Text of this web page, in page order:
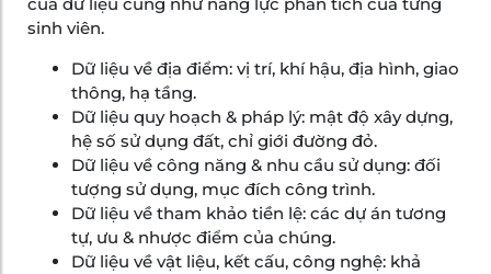
của dữ liệu cũng như năng lực phân tích của từng
sinh viên.
Dữ liệu về địa điểm: vị trí, khí hậu, địa hình, giao
thông, hạ tầng.
Dữ liệu quy hoạch & pháp lý: mật độ xây dựng,
hệ số sử dụng đất, chỉ giới đường đỏ.
Dữ liệu về công năng & nhu cầu sử dụng: đối
tượng sử dụng, mục đích công trình.
Dữ liệu về tham khảo tiền lệ: các dự án tương
tự, ưu & nhược điểm của chúng.
Dữ liệu về vật liệu, kết cấu, công nghệ: khả